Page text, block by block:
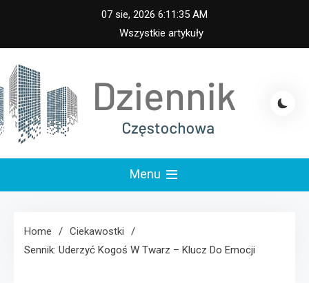
content
07 sie, 2026 6:11:35 AM
Wszystkie artykuły
Częstochowa
Menu
Home
Ciekawostki
Sennik: Uderzyć Kogoś W Twarz – Klucz Do Emocji